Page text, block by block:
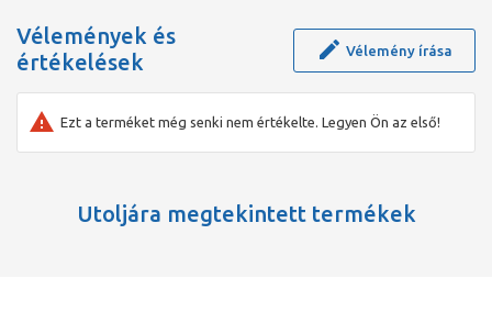
Vélemények és
értékelések
Vélemény írása
Ezt a terméket még senki nem értékelte. Legyen Ön az első!
Utoljára megtekintett termékek